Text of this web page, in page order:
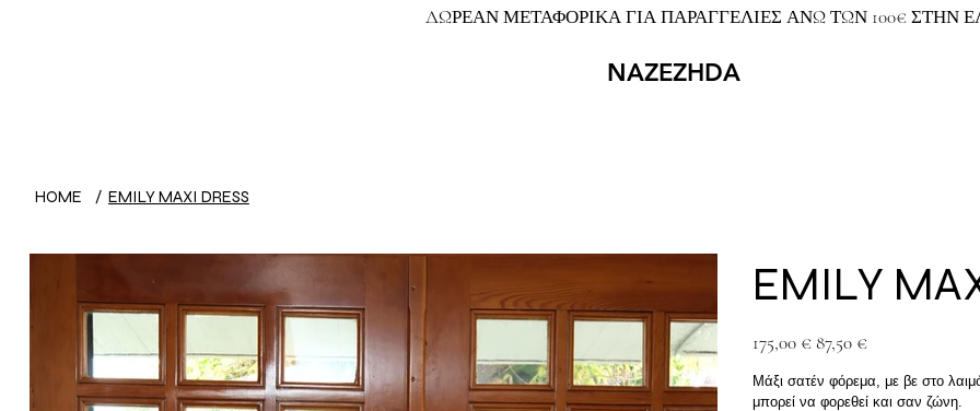
ΔΩΡΕΑΝ ΜΕΤΑΦΟΡΙΚΑ ΓΙΑ ΠΑΡΑΓΓΕΛΙΕΣ ΑΝΩ ΤΩΝ 100€ ΣΤΗΝ
NAZEZHDA
HOME / EMILY MAXI DRESS
EMILY
price
175,00 € price
87,50 €
Μάξι σατέν φόρεμα, με βε στο
μπορεί να φορεθεί και σαν ζώνη.